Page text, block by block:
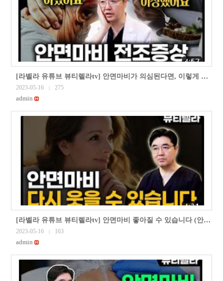
[라벨라 유튜브 뷰티렐라tv] 안면마비가 의심된다면, 이렇게 대처하세요 (안면마비 대응 방법 1편)
2023-05-16 275
admin
[라벨라 유튜브 뷰티렐라tv] 안면마비 좋아질 수 있습니다 (안면마비 보톡스 치료 6부)
2023-05-16 163
admin